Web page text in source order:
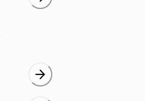
arrow_forward